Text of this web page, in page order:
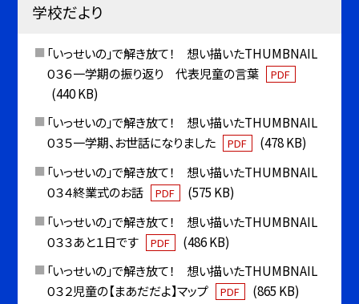
学校だより
「いっせいの」で解き放て！ 想い描いたTHUMBNAIL
０３６一学期の振り返り 代表児童の言葉
PDF
(440 KB)
「いっせいの」で解き放て！ 想い描いたTHUMBNAIL
０３５一学期、お世話になりました
PDF
(478 KB)
「いっせいの」で解き放て！ 想い描いたTHUMBNAIL
０３４終業式のお話
PDF
(575 KB)
「いっせいの」で解き放て！ 想い描いたTHUMBNAIL
０３３あと１日です
PDF
(486 KB)
「いっせいの」で解き放て！ 想い描いたTHUMBNAIL
０３２児童の【まあだだよ】マップ
PDF
(865 KB)